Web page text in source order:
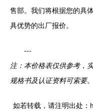
售部。我们将根据您的具
具优势的出厂报价。
---
注：本价格表仅供参考，
规格书及认证资料可索要。
如若转载，请注明出处